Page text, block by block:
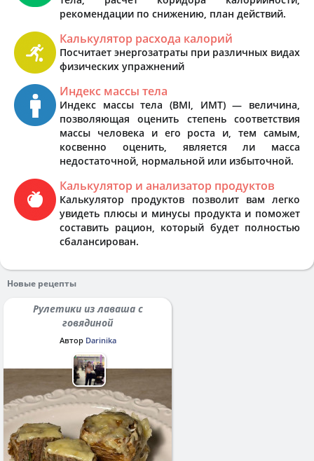
рекомендации по снижению, план действий.
Калькулятор расхода калорий
Посчитает энергозатраты при различных видах
физических упражнений
Индекс массы тела
Индекс массы тела (BMI, ИМТ) — величина,
позволяющая оценить степень соответствия
массы человека и его роста и, тем самым,
косвенно оценить, является ли масса
недостаточной, нормальной или избыточной.
Калькулятор и анализатор продуктов
Калькулятор продуктов позволит вам легко
увидеть плюсы и минусы продукта и поможет
составить рацион, который будет полностью
сбалансирован.
Новые рецепты
Рулетики из лаваша с
говядиной
Автор Darinika